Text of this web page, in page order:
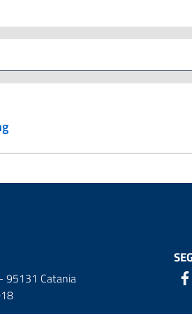
95131 Catania